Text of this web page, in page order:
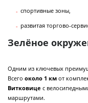
спортивные зоны,
развитая торгово-
Зелёное
Одним из ключевых
Всего около 1 км от
Витковице с
маршрутами.